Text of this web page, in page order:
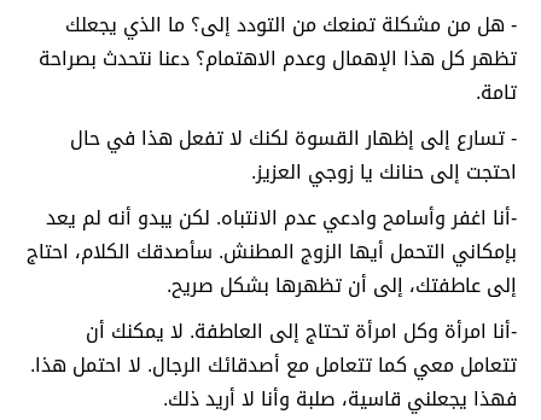
- هل من مشكلة تمنعك من التودد إلى؟ ما الذي يجعلك
تظهر كل هذا الإهمال وعدم الاهتمام؟ دعنا نتحدث بصراحة
تامة.
- تسارع إلى إظهار القسوة لكنك لا تفعل هذا في حال
احتجت إلى حنانك يا زوجي العزيز.
-أنا اغفر وأسامح وادعي عدم الانتباه. لكن يبدو أنه لم يعد
بإمكاني التحمل أيها الزوج المطنش. سأصدقك الكلام، احتاج
إلى عاطفتك، إلى أن تظهرها بشكل صريح.
-أنا امرأة وكل امرأة تحتاج إلى العاطفة. لا يمكنك أن
تتعامل معي كما تتعامل مع أصدقائك الرجال. لا احتمل هذا.
فهذا يجعلني قاسية، صلبة وأنا لا أريد ذلك.